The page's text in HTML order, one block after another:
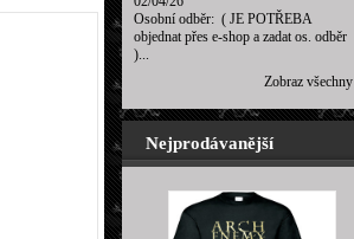
Osobní odběr: ( JE POTŘEBA
objednat přes e-shop a zadat os. odběr
)...
Zobraz všechny
Nejprodávanější